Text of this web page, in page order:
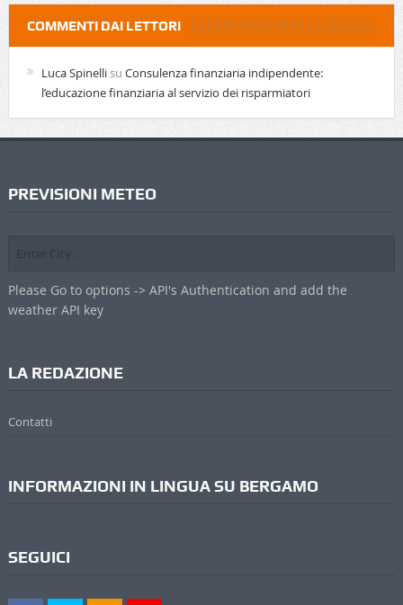
COMMENTI DAI LETTORI
Luca Spinellisu Consulenza finanziaria indipendente:
l’educazione finanziaria al servizio dei risparmiatori
PREVISIONI METEO
Please Go to options -> API's Authentication and add the
weather API key
LA REDAZIONE
Contatti
INFORMAZIONI IN LINGUA SU BERGAMO
SEGUICI